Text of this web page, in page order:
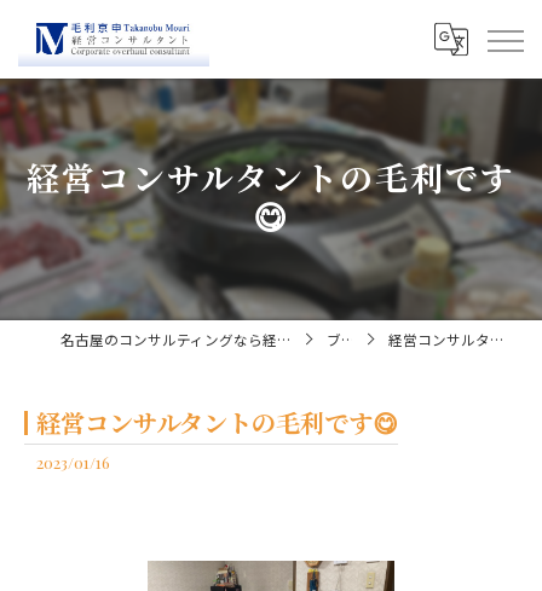
経営コンサルタントの毛利です
😋
名古屋のコンサルティングなら経営コンサルタント毛利京申 ブログ 経営コンサルタントの毛利です😋
経営コンサルタントの毛利です😋
2023/01/16